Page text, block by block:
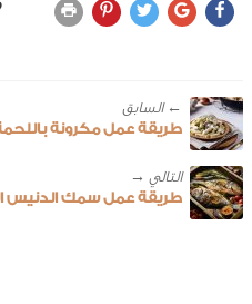
← ‎السابق
طريقة عمل مكرونة
طريقة عمل سمك الدنيس